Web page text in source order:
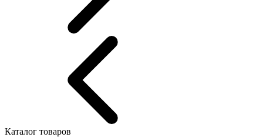
Каталог товаров